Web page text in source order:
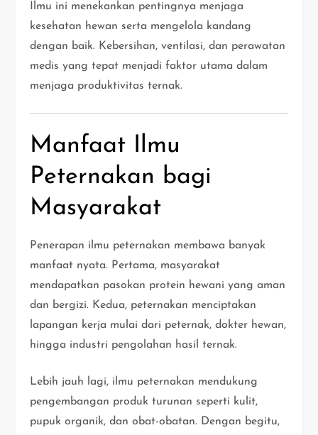
Ilmu ini menekankan pentingnya menjaga
kesehatan hewan serta mengelola kandang
dengan baik. Kebersihan, ventilasi, dan perawatan
medis yang tepat menjadi faktor utama dalam
menjaga produktivitas ternak.
Manfaat Ilmu
Peternakan bagi
Masyarakat
Penerapan ilmu peternakan membawa banyak
manfaat nyata. Pertama, masyarakat
mendapatkan pasokan protein hewani yang aman
dan bergizi. Kedua, peternakan menciptakan
lapangan kerja mulai dari peternak, dokter hewan,
hingga industri pengolahan hasil ternak.
Lebih jauh lagi, ilmu peternakan mendukung
pengembangan produk turunan seperti kulit,
pupuk organik, dan obat-obatan. Dengan begitu,